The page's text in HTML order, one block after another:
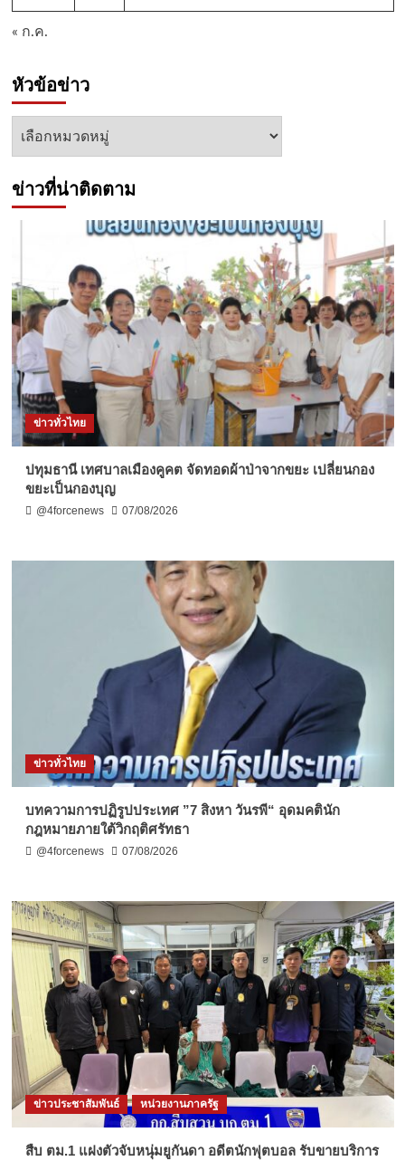
« ก.ค.
หัวข้อข่าว
หัวข้อ
ข่าวที่น่าติดตาม
ข่าวทั่วไทย
ปทุมธานี เทศบาลเมืองคูคต จัดทอดผ้าป่าจากขยะ เปลี่ยนกอง
ขยะเป็นกองบุญ
@4forcenews 07/08/2026
ข่าวทั่วไทย
บทความการปฏิรูปประเทศ ”7 สิงหา วันรพี“ อุดมคตินัก
กฎหมายภายใต้วิกฤติศรัทธา
@4forcenews 07/08/2026
ข่าวประชาสัมพันธ์ หน่วยงานภาครัฐ
สืบ ตม.1 แฝงตัวจับหนุ่มยูกันดา อดีตนักฟุตบอล รับขายบริการ